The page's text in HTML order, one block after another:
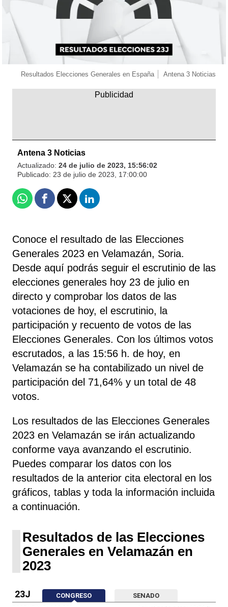
Resultados Elecciones Generales en España Antena 3 Noticias
Antena 3 Noticias
Actualizado: 24 de julio de 2023, 15:56:02
Publicado: 23 de julio de 2023, 17:00:00
WhatsappFacebook
X Linkedin
Conoce el resultado de las Elecciones
Generales 2023 en Velamazán, Soria.
Desde aquí podrás seguir el escrutinio de las
elecciones generales hoy 23 de julio en
directo y comprobar los datos de las
votaciones de hoy, el escrutinio, la
participación y recuento de votos de las
Elecciones Generales. Con los últimos votos
escrutados, a las 15:56 h. de hoy, en
Velamazán se ha contabilizado un nivel de
participación del 71,64% y un total de 48
votos.
Los resultados de las Elecciones Generales
2023 en Velamazán se irán actualizando
conforme vaya avanzando el escrutinio.
Puedes comparar los datos con los
resultados de la anterior cita electoral en los
gráficos, tablas y toda la información incluida
a continuación.
Resultados de las Elecciones
Generales en Velamazán en
2023
23J CONGRESO SENADO